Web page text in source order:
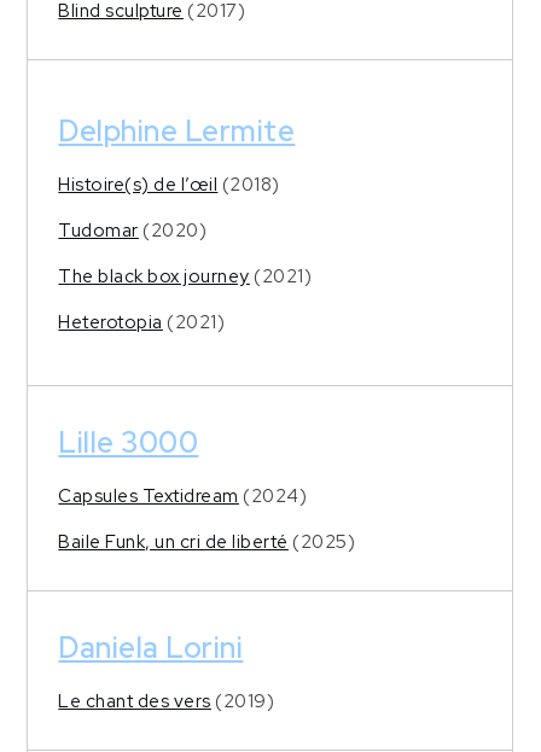
Blind sculpture (2017)
Delphine Lermite
Histoire(s) de l’œil (2018)
Tudomar (2020)
The black box journey (2021)
Heterotopia (2021)
Lille 3000
Capsules Textidream (2024)
Baile Funk, un cri de liberté (2025)
Daniela Lorini
Le chant des vers (2019)